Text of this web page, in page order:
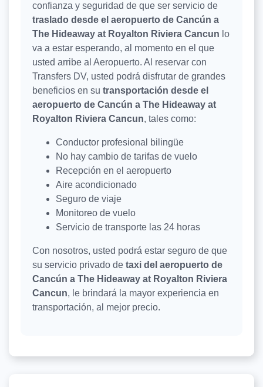
confianza y seguridad de que ser servicio de
traslado desde el aeropuerto de Cancún a
The Hideaway at Royalton Riviera Cancun lo
va a estar esperando, al momento en el que
usted arribe al Aeropuerto. Al reservar con
Transfers DV, usted podrá disfrutar de grandes
beneficios en su transportación desde el
aeropuerto de Cancún a The Hideaway at
Royalton Riviera Cancun, tales como:
Conductor profesional bilingüe
No hay cambio de tarifas de vuelo
Recepción en el aeropuerto
Aire acondicionado
Seguro de viaje
Monitoreo de vuelo
Servicio de transporte las 24 horas
Con nosotros, usted podrá estar seguro de que
su servicio privado de taxi del aeropuerto de
Cancún a The Hideaway at Royalton Riviera
Cancun, le brindará la mayor experiencia en
transportación, al mejor precio.